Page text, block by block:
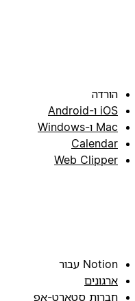
הורדה
iOS ו-Android
Mac ו-Windows
Calendar
Web Clipper
Notion עבור
ארגונים
חברות סטארט-אפ